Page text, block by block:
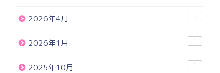
2026年4月 2
2026年1月 1
2025年10月 1